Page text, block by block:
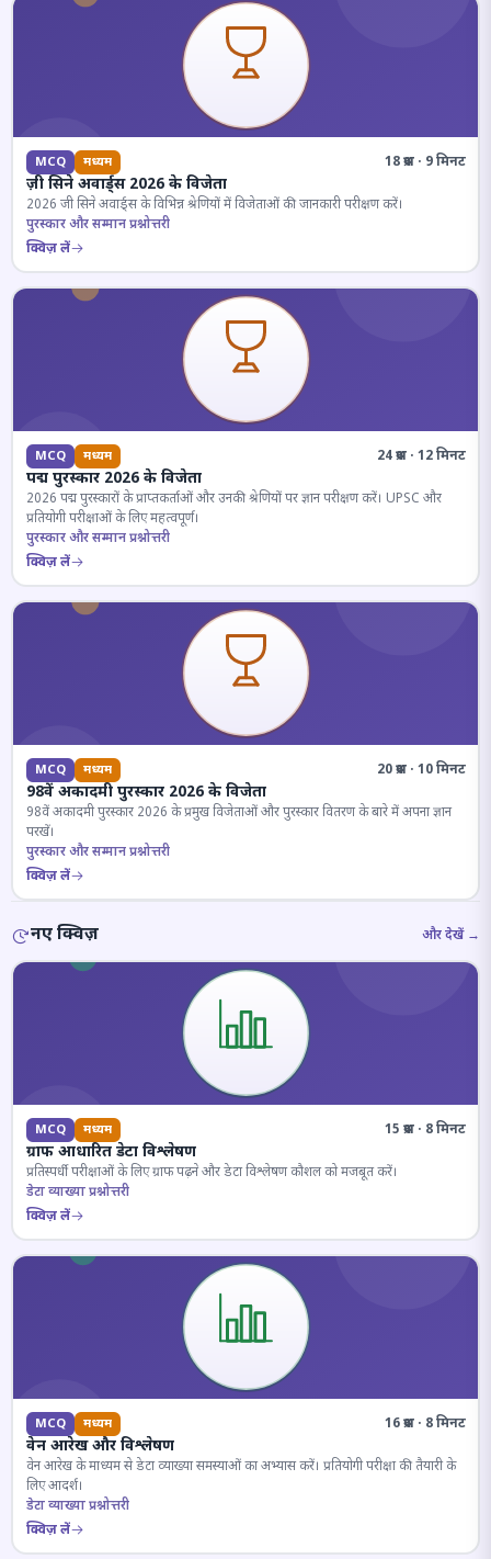
MCQ मध्यम 18 प्रश्न · 9 मिनट
ज़ी सिने अवार्ड्स 2026 के विजेता
2026 जी सिने अवार्ड्स के विभिन्न श्रेणियों में विजेताओं की जानकारी परीक्षण करें।
पुरस्कार और सम्मान प्रश्नोत्तरी
क्विज़ लें
MCQ मध्यम 24 प्रश्न · 12 मिनट
पद्म पुरस्कार 2026 के विजेता
2026 पद्म पुरस्कारों के प्राप्तकर्ताओं और उनकी श्रेणियों पर ज्ञान परीक्षण करें। UPSC और
प्रतियोगी परीक्षाओं के लिए महत्वपूर्ण।
पुरस्कार और सम्मान प्रश्नोत्तरी
क्विज़ लें
MCQ मध्यम 20 प्रश्न · 10 मिनट
98वें अकादमी पुरस्कार 2026 के विजेता
98वें अकादमी पुरस्कार 2026 के प्रमुख विजेताओं और पुरस्कार वितरण के बारे में अपना ज्ञान
परखें।
पुरस्कार और सम्मान प्रश्नोत्तरी
क्विज़ लें
नए क्विज़ और देखें →
MCQ मध्यम 15 प्रश्न · 8 मिनट
ग्राफ आधारित डेटा विश्लेषण
प्रतिस्पर्धी परीक्षाओं के लिए ग्राफ पढ़ने और डेटा विश्लेषण कौशल को मजबूत करें।
डेटा व्याख्या प्रश्नोत्तरी
क्विज़ लें
MCQ मध्यम 16 प्रश्न · 8 मिनट
वेन आरेख और विश्लेषण
वेन आरेख के माध्यम से डेटा व्याख्या समस्याओं का अभ्यास करें। प्रतियोगी परीक्षा की तैयारी के
लिए आदर्श।
डेटा व्याख्या प्रश्नोत्तरी
क्विज़ लें